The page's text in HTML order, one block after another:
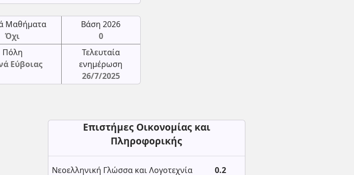
Μαθήματα
Όχι
Βάση 2026
0
Πόλη
Εύβοιας
Τελευταία
ενημέρωση
26/7/2025
Επιστήμες Οικονομίας και
Πληροφορικής
Νεοελληνική Γλώσσα και Λογοτεχνία
0.2